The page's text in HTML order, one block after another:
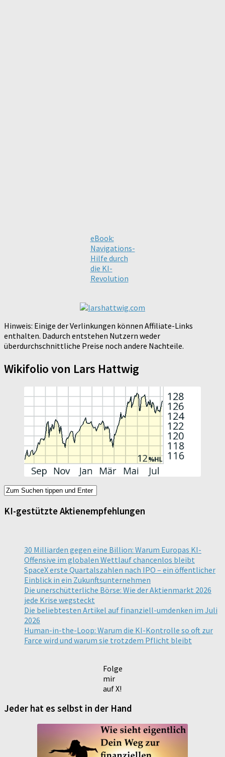
eBook:
Navigations-
Hilfe durch
die KI-
Revolution
Hinweis: Einige der Verlinkungen können Affiliate-Links
enthalten. Dadurch entstehen Nutzern weder
überdurchschnittliche Preise noch andere Nachteile.
Wikifolio von Lars Hattwig
KI-gestützte Aktienempfehlungen
30 Milliarden gegen eine Billion: Warum Europas KI-
Offensive im globalen Wettlauf chancenlos bleibt
SpaceX erste Quartalszahlen nach IPO – ein öffentlicher
Einblick in ein Zukunftsunternehmen
Die unerschütterliche Börse: Wie der Aktienmarkt 2026
jede Krise wegsteckt
Die beliebtesten Artikel auf finanziell-umdenken im Juli
2026
Human-in-the-Loop: Warum die KI-Kontrolle so oft zur
Farce wird und warum sie trotzdem Pflicht bleibt
Folge
mir
auf X!
Jeder hat es selbst in der Hand